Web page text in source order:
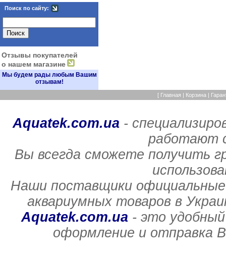
Поиск по сайту:
Отзывы покупателей
о нашем магазине
Мы будем рады любым Вашим
отзывам!
[ Главная | Корзина |
Aquatek.com.ua-
работают
Вы всегда сможете получить
Наши поставщики
аквариумных товаров в
Aquatek.com.ua- это удобный
оформление и отправка